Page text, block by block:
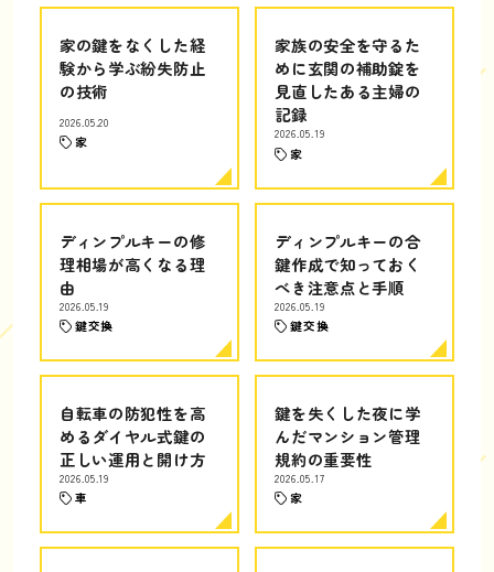
家の鍵をなくした経
験から学ぶ紛失防止
の技術
2026.05.20
家
家族の安全を守るた
めに玄関の補助錠を
見直したある主婦の
記録
2026.05.19
家
ディンプルキーの修
理相場が高くなる理
由
2026.05.19
鍵交換
ディンプルキーの合
鍵作成で知っておく
べき注意点と手順
2026.05.19
鍵交換
自転車の防犯性を高
めるダイヤル式鍵の
正しい運用と開け方
2026.05.19
車
鍵を失くした夜に学
んだマンション管理
規約の重要性
2026.05.17
家